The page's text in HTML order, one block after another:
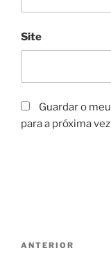
Site
Guardar o
para a próxima
Navegação
Conteúdo
ANTERIOR